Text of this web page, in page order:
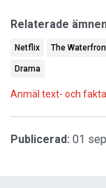
Relaterade
Netflix The
Drama
Anmäl text- och
Publicerad: 01